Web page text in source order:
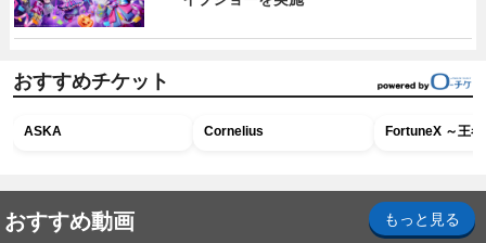
おすすめチケット
ASKA Cornelius FortuneX ～王
おすすめ動画 もっと見る